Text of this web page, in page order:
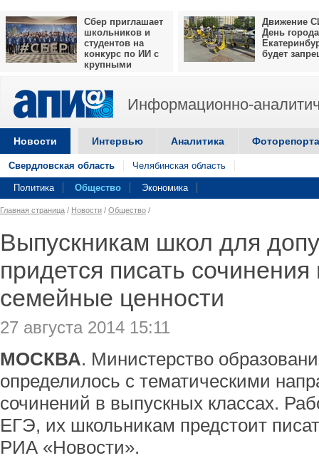
Сбер приглашает
школьников и
студентов на
конкурс по ИИ с
крупными
Движение
День города
будет
Информационно-
Новости Интервью Аналитика
Свердловская область Челябинская область
Политика Общество Экономика
Главная страница / Новости / Общество /
Выпускникам школ для
придется писать
семейные ценности
27 августа 2014 15:11
МОСКВА. Министерство
определилось с тематическими
сочинений в выпускных классах.
ЕГЭ, их школьникам предстоит
РИА «Новости».